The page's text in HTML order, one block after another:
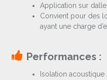
Application sur
Convient pour des
ayant une charge
Performances :
Isolation acoustique